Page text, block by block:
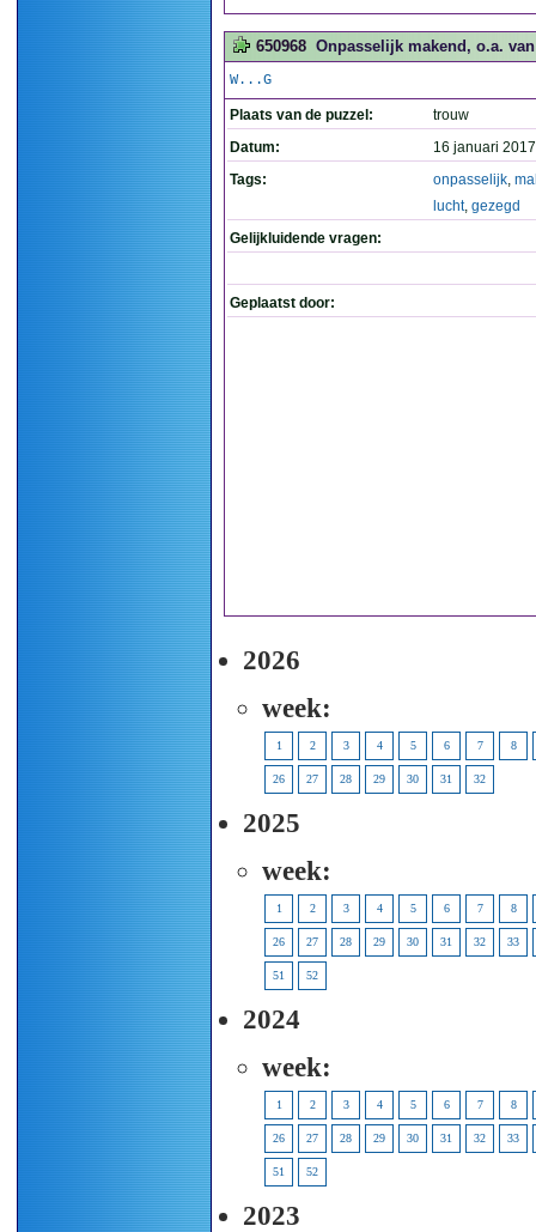
650968 Onpasselijk makend, o.a.
W...G
Plaats van de puzzel:
trouw
Datum:
16 januari
Tags:
onpasselijk,
lucht, gezegd
Gelijkluidende vragen:
Geplaatst door:
2026
week:
1 2 3 4 5 6 7 8
26 27 28 29 30 31 32
2025
week:
1 2 3 4 5 6 7 8
26 27 28 29 30 31 32 33
51 52
2024
week:
1 2 3 4 5 6 7 8
26 27 28 29 30 31 32 33
51 52
2023